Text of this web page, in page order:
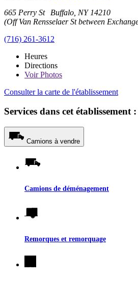
665 Perry St Buffalo, NY 14210
(Off Van Rensselaer St between
(716) 261-3612
Heures
Directions
VoirPhotos
Consulter la carte de l'établissement
Services dans cet établissement :
Camions à vendre
Camions de déménagement
Remorques et remorquage